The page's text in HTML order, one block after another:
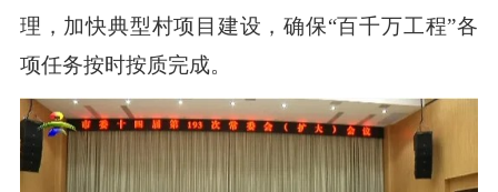
理，加快典型村项目建设，确保“百千万工程”各
项任务按时按质完成。